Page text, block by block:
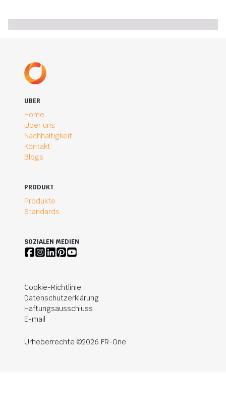
UBER
Home
Über uns
Nachhaltigkeit
Kontakt
Blogs
PRODUKT
Produkte
Standards
SOZIALEN MEDIEN
Cookie-Richtlinie
Datenschutzerklärung
Haftungsausschluss
E-mail
Urheberrechte ©2026 FR-One